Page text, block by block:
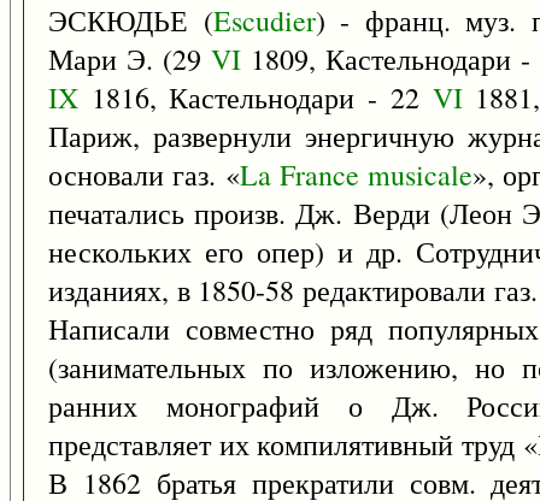
ЭСКЮДЬЕ (Escudier) - франц. муз.
Мари Э. (29VI 1809, Кастельнодари
IX 1816, Кастельнодари - 22 VI
Париж, развернули энергичную
основали газ. «La France musicale»,
печатались произв. Дж. Верди (Леон
нескольких его опер) и др.
изданиях, в 1850-58 редактировали
Написали совместно ряд
(занимательных по изложению, но
ранних монографий о Дж.
представляет их компилятивный
В 1862 братья прекратили совм.